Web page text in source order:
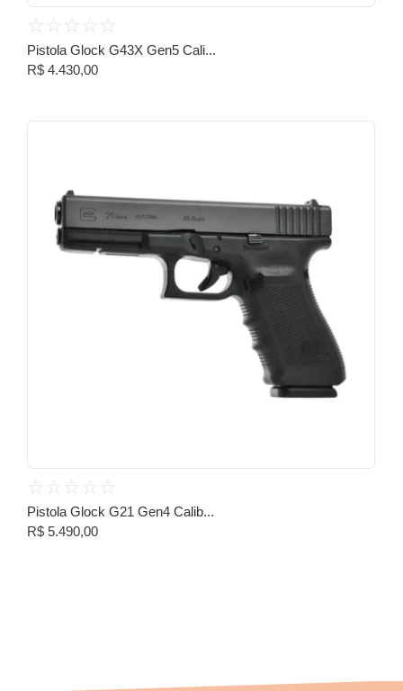
☆ ☆ ☆ ☆ ☆
Pistola Glock G43X Gen5 Cali...
R$ 4.430,00
☆ ☆ ☆ ☆ ☆
Pistola Glock G21 Gen4 Calib...
R$ 5.490,00